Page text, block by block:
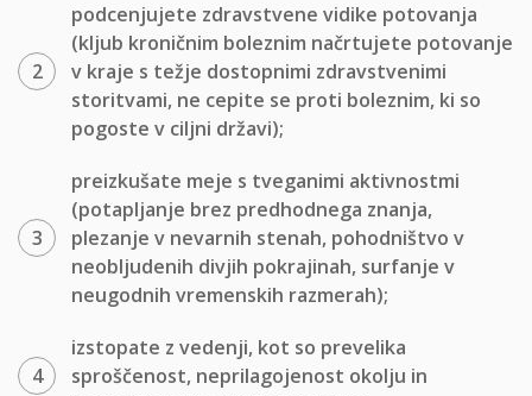
podcenjujete zdravstvene vidike potovanja
(kljub kroničnim boleznim načrtujete potovanje
v kraje s težje dostopnimi zdravstvenimi
storitvami, ne cepite se proti boleznim, ki so
pogoste v ciljni državi);
preizkušate meje s tveganimi aktivnostmi
(potapljanje brez predhodnega znanja,
plezanje v nevarnih stenah, pohodništvo v
neobljudenih divjih pokrajinah, surfanje v
neugodnih vremenskih razmerah);
izstopate z vedenji, kot so prevelika
sproščenost, neprilagojenost okolju in